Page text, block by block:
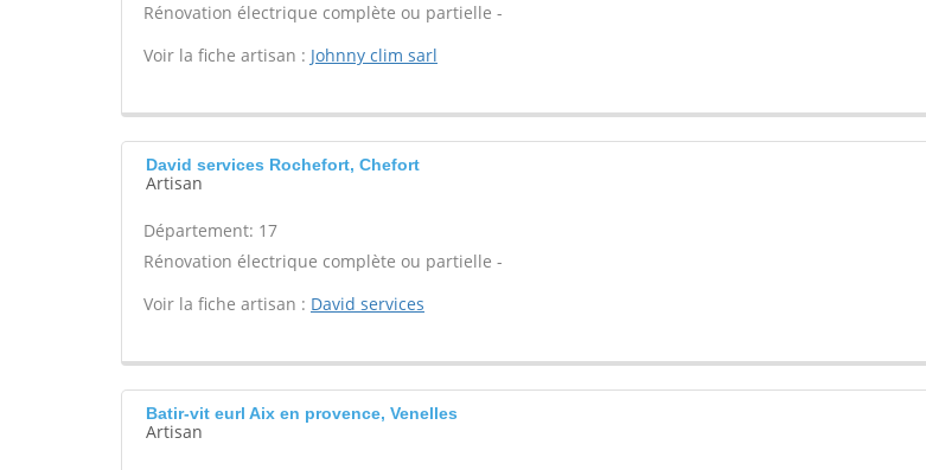
Rénovation électrique complète ou partielle -
Voir la fiche artisan : Johnny clim sarl
David services Rochefort, Chefort
Artisan
Département: 17
Rénovation électrique complète ou partielle -
Voir la fiche artisan : David services
Batir-vit eurl Aix en provence, Venelles
Artisan